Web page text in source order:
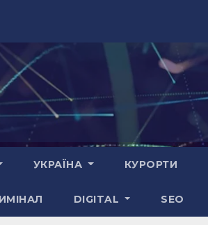
УКРАЇНА КУРОРТИ
DIGITAL SEO